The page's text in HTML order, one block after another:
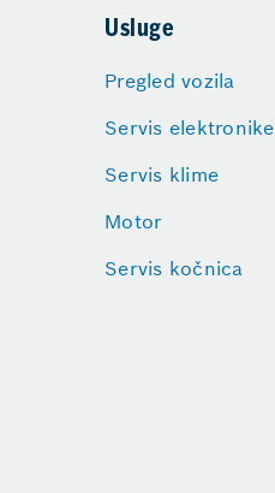
Usluge
Pregled vozila
Servis elektronike
Servis klime
Motor
Servis kočnica